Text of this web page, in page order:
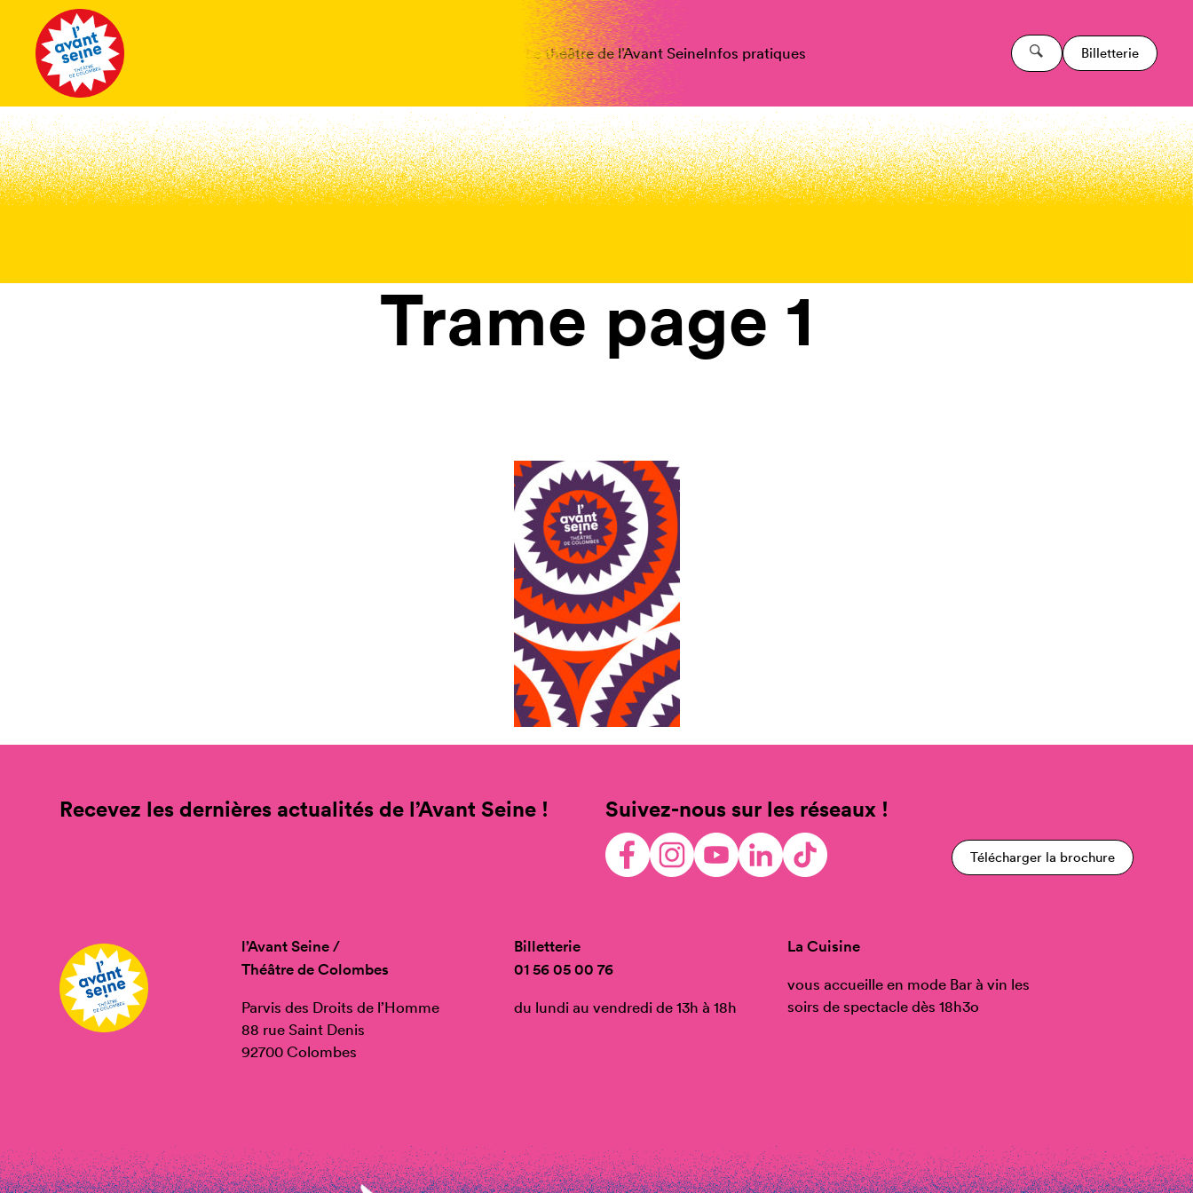
Le théâtre de l’Avant SeineInfos pratiques Billetterie
Trame page 1
Recevez les dernières actualités de l’Avant Seine ! Suivez-nous sur les réseaux !
Télécharger la brochure
l’Avant Seine /
Théâtre de Colombes
Parvis des Droits de l’Homme
88 rue Saint Denis
92700 Colombes
Billetterie
01 56 05 00 76
du lundi au vendredi de 13h à 18h
La Cuisine
vous accueille en mode Bar à vin les
soirs de spectacle dès 18h3o